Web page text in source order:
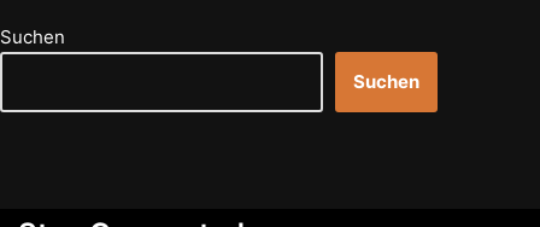
Suchen
Suchen